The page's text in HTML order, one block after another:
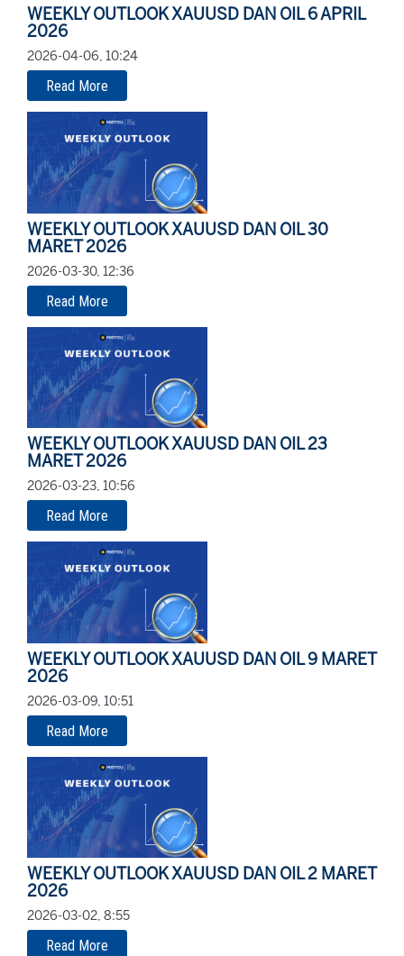
WEEKLY OUTLOOK XAUUSD DAN OIL 6 APRIL
2026
2026-04-06, 10:24
Read More
WEEKLY OUTLOOK XAUUSD DAN OIL 30
MARET 2026
2026-03-30, 12:36
Read More
WEEKLY OUTLOOK XAUUSD DAN OIL 23
MARET 2026
2026-03-23, 10:56
Read More
WEEKLY OUTLOOK XAUUSD DAN OIL 9 MARET
2026
2026-03-09, 10:51
Read More
WEEKLY OUTLOOK XAUUSD DAN OIL 2 MARET
2026
2026-03-02, 8:55
Read More